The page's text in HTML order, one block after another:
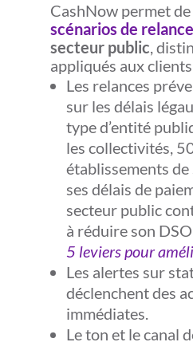
CashNow permet
scénarios de
secteur public,
appliqués aux
Les relances
sur les délais
type d’entité
les collectivités,
établissements
ses délais de
secteur public
à réduire son
5 leviers pour
Les alertes sur
déclenchent des
immédiates.
Le ton et le canal